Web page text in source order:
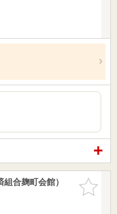
お気に入
りに追加
合麹町会館）